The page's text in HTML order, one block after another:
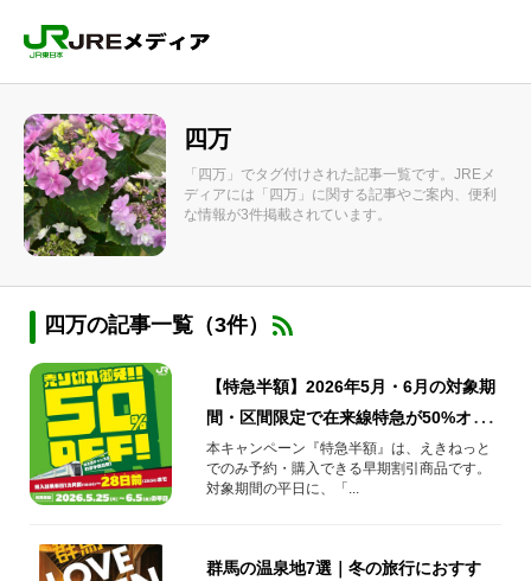
四万
「四万」でタグ付けされた記事一覧です。JREメ
ディアには「四万」に関する記事やご案内、便利
な情報が3件掲載されています。
四万の記事一覧（3件）
【特急半額】2026年5月・6月の対象期
間・区間限定で在来線特急が50%オ
フ！28日前までの限定発売
本キャンペーン『特急半額』は、えきねっと
でのみ予約・購入できる早期割引商品です。
対象期間の平日に、「...
群馬の温泉地7選｜冬の旅行におすす